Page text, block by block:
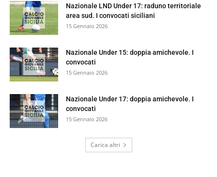
Nazionale LND Under 17: raduno territoriale
area sud. I convocati siciliani
15 Gennaio 2026
Nazionale Under 15: doppia amichevole. I
convocati
15 Gennaio 2026
Nazionale Under 17: doppia amichevole. I
convocati
15 Gennaio 2026
Carica altri